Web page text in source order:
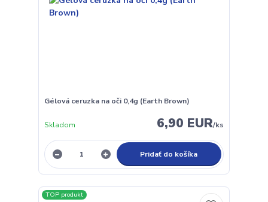
Gélová ceruzka na oči 0,4g (Earth Brown)
6,90 EUR/ks
Skladom
Pridať do košíka
TOP produkt